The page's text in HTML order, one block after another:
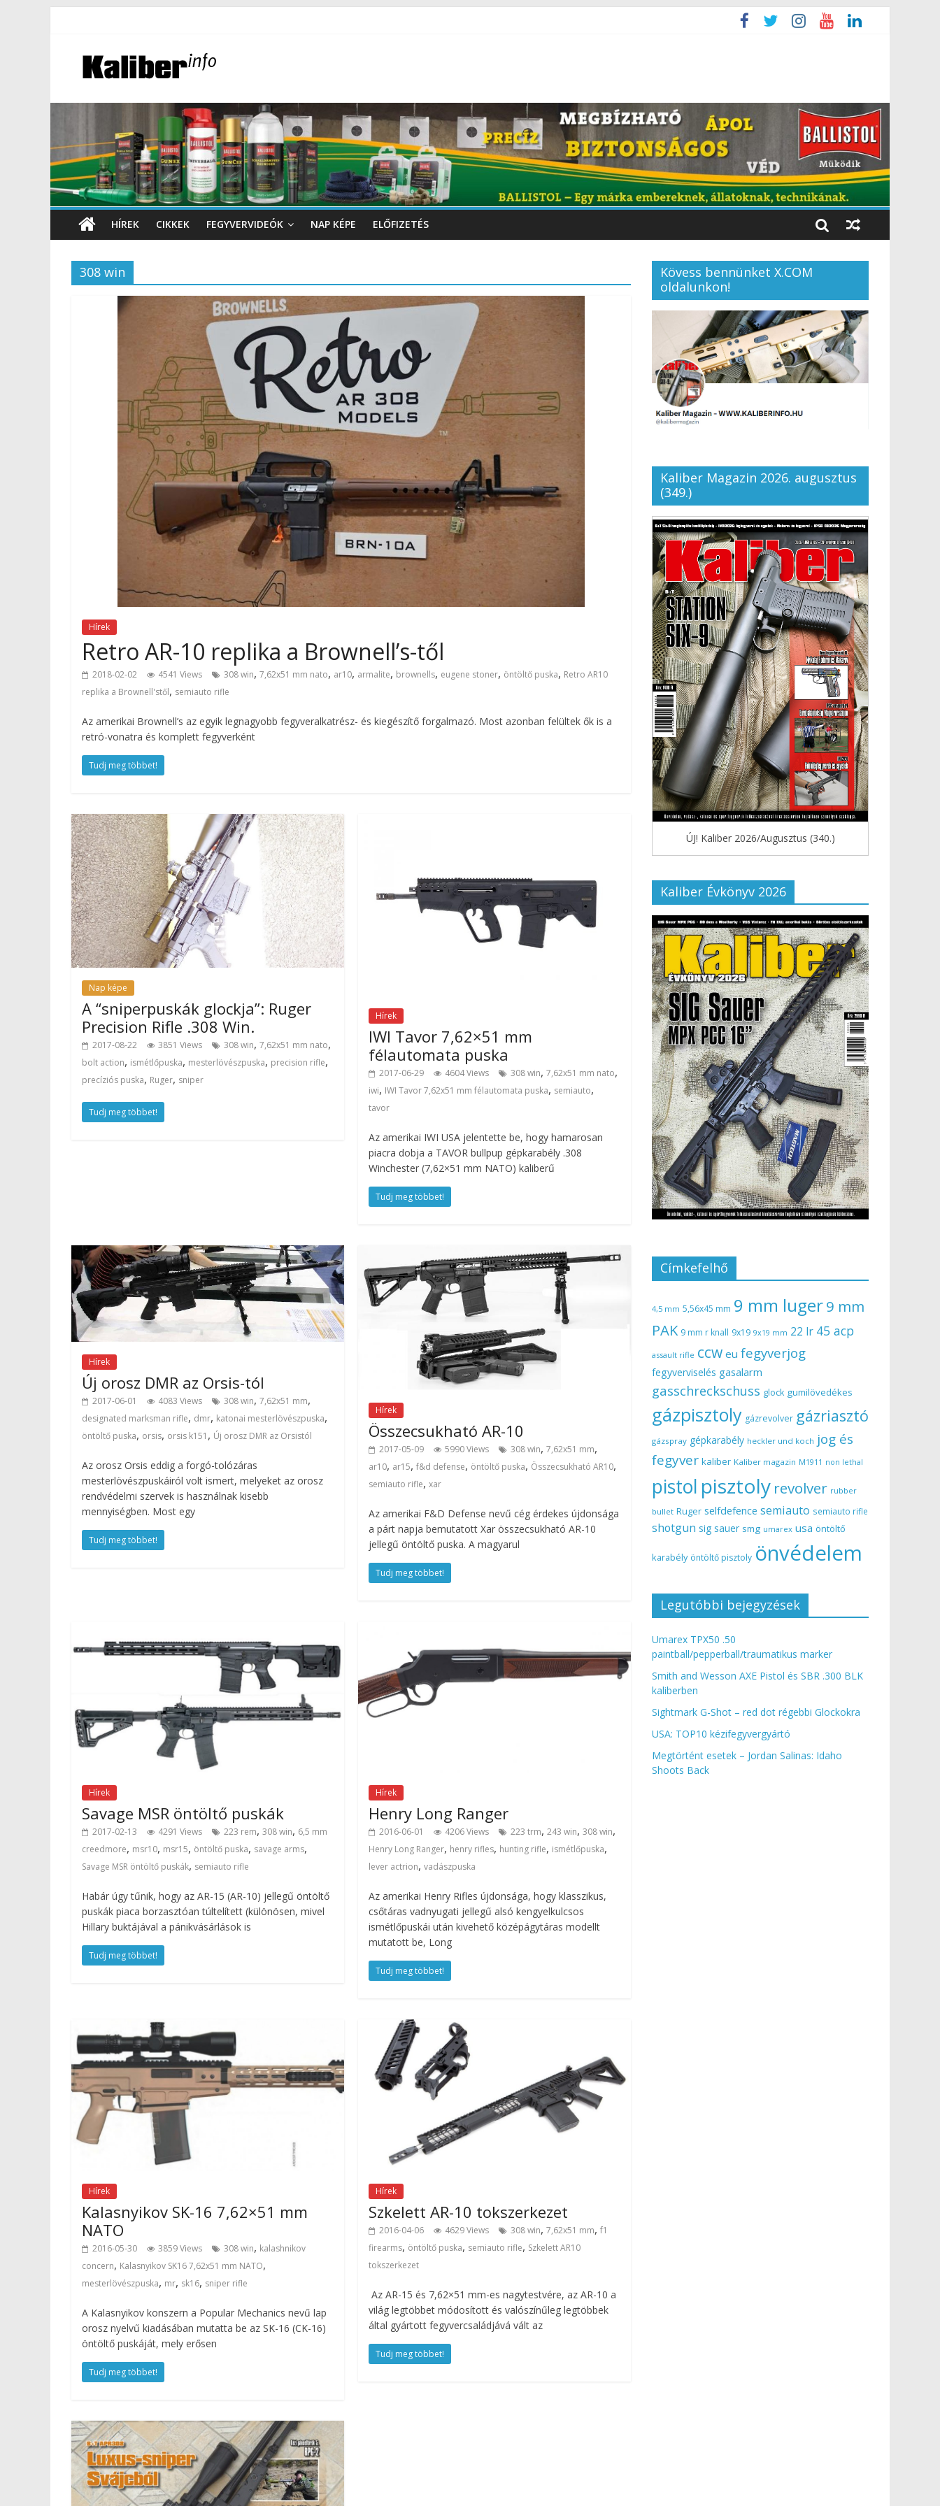
HÍREK CIKKEK FEGYVERVIDEÓK NAP KÉPE ELŐFIZETÉS
308 win
Hírek
Retro AR-10 replika a Brownell’s-től
2018-02-02 4541 Views 308 win, 7,62x51 mm nato, ar10, armalite, brownells, eugene stoner, öntöltő puska, Retro AR10
replika a Brownell'stől, semiauto rifle
Az amerikai Brownell’s az egyik legnagyobb fegyveralkatrész- és kiegészítő forgalmazó. Most azonban felültek ők is a
retró-vonatra és komplett fegyverként
Tudj meg többet!
Nap képe
A “sniperpuskák glockja”: Ruger
Precision Rifle .308 Win.
2017-08-22 3851 Views 308 win, 7,62x51 mm nato,
bolt action, ismétlőpuska, mesterlövészpuska, precision rifle,
precíziós puska, Ruger, sniper
Tudj meg többet!
Hírek
IWI Tavor 7,62×51 mm
félautomata puska
2017-06-29 4604 Views 308 win,7,62x51 mm nato,
iwi, IWI Tavor 7,62x51 mm félautomata puska, semiauto,
tavor
Az amerikai IWI USA jelentette be, hogy hamarosan
piacra dobja a TAVOR bullpup gépkarabély .308
Winchester (7,62×51 mm NATO) kaliberű
Tudj meg többet!
Hírek
Új orosz DMR az Orsis-tól
2017-06-01 4083 Views 308 win, 7,62x51 mm,
designated marksman rifle, dmr, katonai mesterlövészpuska,
öntöltő puska, orsis, orsis k151 , Új orosz DMR az Orsistól
Az orosz Orsis eddig a forgó-tolózáras
mesterlövészpuskáiról volt ismert, melyeket az orosz
rendvédelmi szervek is használnak kisebb
mennyiségben. Most egy
Tudj meg többet!
Hírek
Összecsukható AR-10
2017-05-09 5990 Views 308 win,7,62x51 mm,
ar10, ar15,f&d defense, öntöltő puska, Összecsukható AR10,
semiauto rifle,xar
Az amerikai F&D Defense nevű cég érdekes újdonsága
a párt napja bemutatott Xar összecsukható AR-10
jellegű öntöltő puska. A magyarul
Tudj meg többet!
Hírek
Savage MSR öntöltő puskák
2017-02-13 4291 Views 223 rem, 308 win, 6,5 mm
creedmore, msr10, msr15, öntöltő puska, savage arms,
Savage MSR öntöltő puskák, semiauto rifle
Habár úgy tűnik, hogy az AR-15 (AR-10) jellegű öntöltő
puskák piaca borzasztóan túltelített (különösen, mivel
Hillary buktájával a pánikvásárlások is
Tudj meg többet!
Hírek
Henry Long Ranger
2016-06-01 4206 Views 223 trm,243 win,308 win,
Henry Long Ranger, henry rifles, hunting rifle, ismétlőpuska,
lever actrion,vadászpuska
Az amerikai Henry Rifles újdonsága, hogy klasszikus,
csőtáras vadnyugati jellegű alsó kengyelkulcsos
ismétlőpuskái után kivehető középágytáras modellt
mutatott be, Long
Tudj meg többet!
Hírek
Kalasnyikov SK-16 7,62×51 mm
NATO
2016-05-30 3859 Views 308 win, kalashnikov
concern, Kalasnyikov SK16 7,62x51 mm NATO,
mesterlövészpuska, mr, sk16, sniper rifle
A Kalasnyikov konszern a Popular Mechanics nevű lap
orosz nyelvű kiadásában mutatta be az SK-16 (CK-16)
öntöltő puskáját, mely erősen
Tudj meg többet!
Hírek
Szkelett AR-10 tokszerkezet
2016-04-06 4629 Views 308 win,7,62x51 mm,f1
firearms, öntöltő puska, semiauto rifle, Szkelett AR10
tokszerkezet
Az AR-15 és 7,62×51 mm-es nagytestvére, az AR-10 a
világ legtöbbet módosított és valószínűleg legtöbbek
által gyártott fegyvercsaládjává vált az
Tudj meg többet!
Kövess bennünket X.COM
oldalunkon!
Kaliber Magazin 2026. augusztus
(349.)
ÚJ! Kaliber 2026/Augusztus (340.)
Kaliber Évkönyv 2026
Címkefelhő
4,5 mm 5,56x45 mm 9 mm luger9 mm
PAK 9 mm r knall 9x19 9x19 mm 22 lr 45 acp
assault rifle ccw eu fegyverjog
fegyverviselés gasalarm
gasschreckschuss glock gumilövedékes
gázpisztoly gázrevolver gázriasztó
gázspray gépkarabély heckler und koch jog és
fegyver kaliber Kaliber magazin M1911 non lethal
pistol pisztoly revolver rubber
bullet Ruger selfdefence semiauto semiauto rifle
shotgun sig sauer smg umarex usa öntöltő
karabély öntöltő pisztoly önvédelem
Legutóbbi bejegyzések
Umarex TPX50 .50
paintball/pepperball/traumatikus marker
Smith and Wesson AXE Pistol és SBR .300 BLK
kaliberben
Sightmark G-Shot – red dot régebbi Glockokra
USA: TOP10 kézifegyvergyártó
Megtörtént esetek – Jordan Salinas: Idaho
Shoots Back